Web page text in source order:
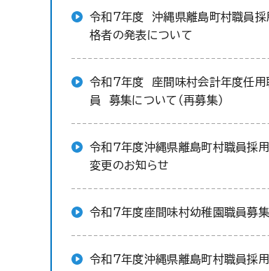
令和7年度 沖縄県離島町村職員採
格者の発表について
令和7年度 座間味村会計年度任用
員 募集について（再募集）
令和７年度沖縄県離島町村職員採
変更のお知らせ
令和7年度座間味村幼稚園職員募
令和7年度沖縄県離島町村職員採